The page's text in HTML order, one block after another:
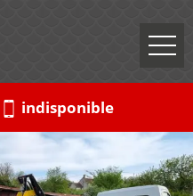
indisponible